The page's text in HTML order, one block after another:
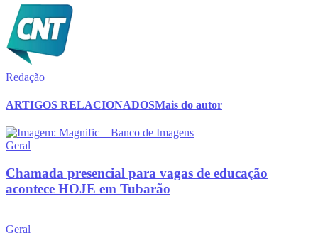
Redação
ARTIGOS RELACIONADOSMais do autor
Geral
Chamada presencial para vagas de educação
acontece HOJE em Tubarão
Geral